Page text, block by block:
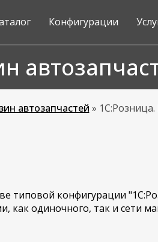
Конфигурации
автозапчастей »
типовой конфигурации
как одиночного, так и сети